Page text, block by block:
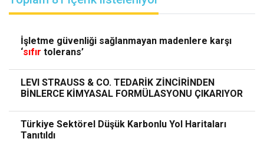
İşletme güvenliği sağlanmayan madenlere karşı
‘sıfır tolerans’
LEVI STRAUSS & CO. TEDARİK ZİNCİRİNDEN
BİNLERCE KİMYASAL FORMÜLASYONU ÇIKARIYOR
Türkiye Sektörel Düşük Karbonlu Yol Haritaları
Tanıtıldı